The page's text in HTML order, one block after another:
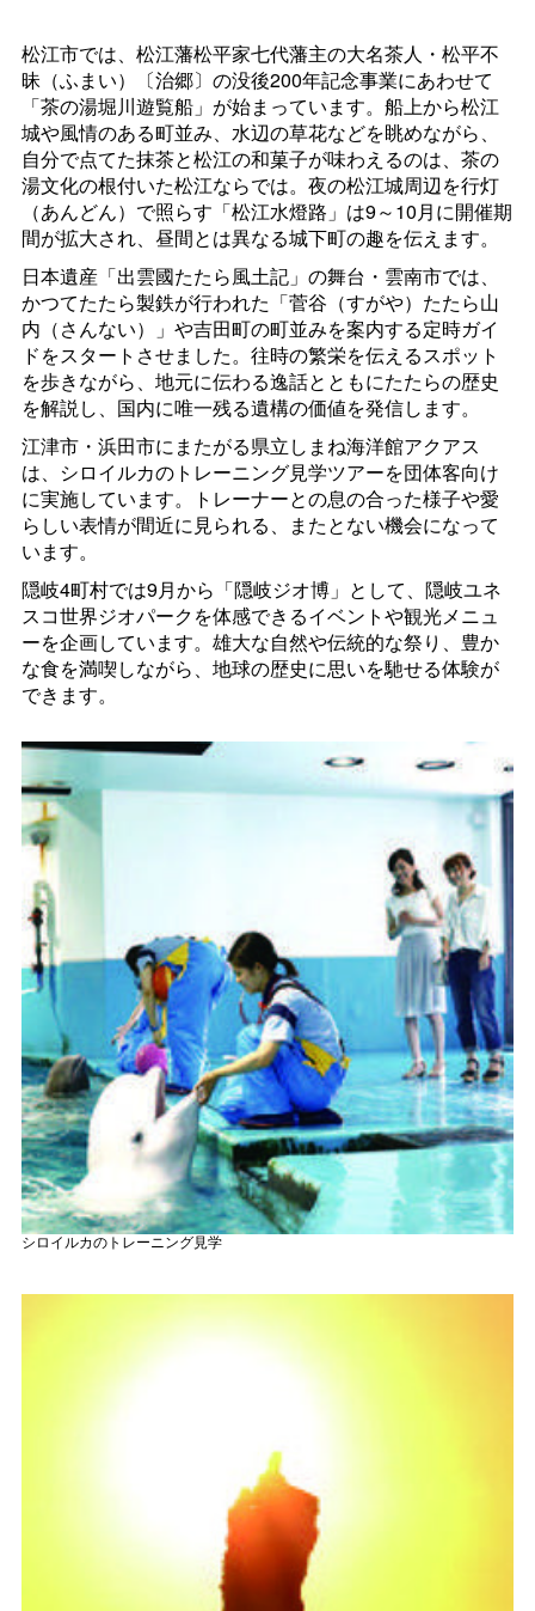
松江市では、松江藩松平家七代藩主の大名茶人・松平不
昧（ふまい）〔治郷〕の没後200年記念事業にあわせて
「茶の湯堀川遊覧船」が始まっています。船上から松江
城や風情のある町並み、水辺の草花などを眺めながら、
自分で点てた抹茶と松江の和菓子が味わえるのは、茶の
湯文化の根付いた松江ならでは。夜の松江城周辺を行灯
（あんどん）で照らす「松江水燈路」は9～10月に開催期
間が拡大され、昼間とは異なる城下町の趣を伝えます。
日本遺産「出雲國たたら風土記」の舞台・雲南市では、
かつてたたら製鉄が行われた「菅谷（すがや）たたら山
内（さんない）」や吉田町の町並みを案内する定時ガイ
ドをスタートさせました。往時の繁栄を伝えるスポット
を歩きながら、地元に伝わる逸話とともにたたらの歴史
を解説し、国内に唯一残る遺構の価値を発信します。
江津市・浜田市にまたがる県立しまね海洋館アクアス
は、シロイルカのトレーニング見学ツアーを団体客向け
に実施しています。トレーナーとの息の合った様子や愛
らしい表情が間近に見られる、またとない機会になって
います。
隠岐4町村では9月から「隠岐ジオ博」として、隠岐ユネ
スコ世界ジオパークを体感できるイベントや観光メニュ
ーを企画しています。雄大な自然や伝統的な祭り、豊か
な食を満喫しながら、地球の歴史に思いを馳せる体験が
できます。
シロイルカのトレーニング見学